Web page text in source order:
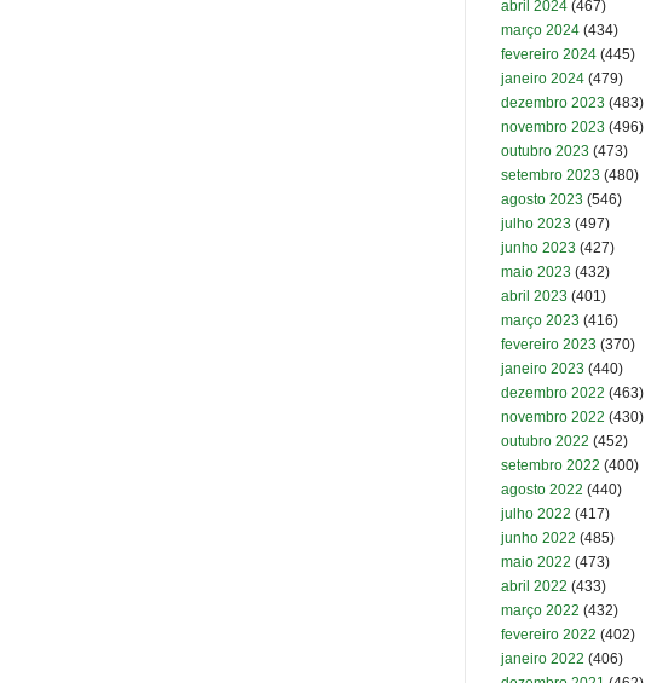
abril 2024 (467)
março 2024 (434)
fevereiro 2024 (445)
janeiro 2024 (479)
dezembro 2023 (483)
novembro 2023 (496)
outubro 2023 (473)
setembro 2023 (480)
agosto 2023 (546)
julho 2023 (497)
junho 2023 (427)
maio 2023 (432)
abril 2023 (401)
março 2023 (416)
fevereiro 2023 (370)
janeiro 2023 (440)
dezembro 2022 (463)
novembro 2022 (430)
outubro 2022 (452)
setembro 2022 (400)
agosto 2022 (440)
julho 2022 (417)
junho 2022 (485)
maio 2022 (473)
abril 2022 (433)
março 2022 (432)
fevereiro 2022 (402)
janeiro 2022 (406)